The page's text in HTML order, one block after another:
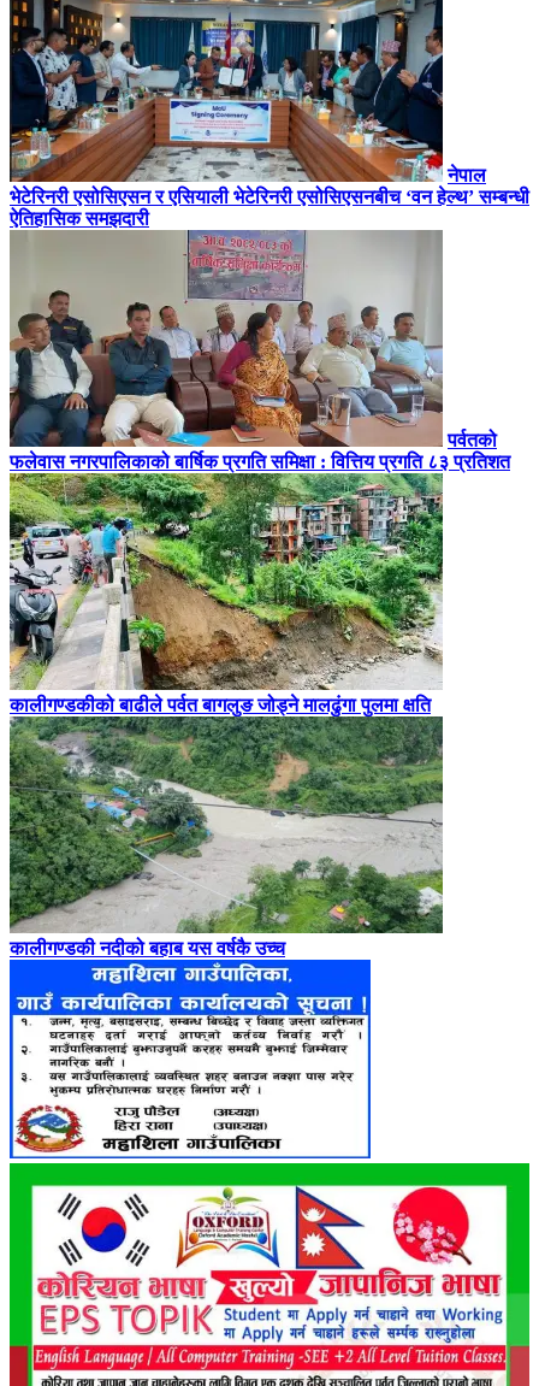
नेपाल
भेटेरिनरी एसोसिएसन र एसियाली भेटेरिनरी एसोसिएसनबीच ‘वन हेल्थ’ सम्बन्धी
ऐतिहासिक समझदारी
पर्वतको
फलेवास नगरपालिकाको बार्षिक प्रगति समिक्षा : वित्तिय प्रगति ८३ प्रतिशत
कालीगण्डकीको बाढीले पर्वत बागलुङ जोड्ने मालढुंगा पुलमा क्षति
कालीगण्डकी नदीको बहाब यस वर्षकै उच्च